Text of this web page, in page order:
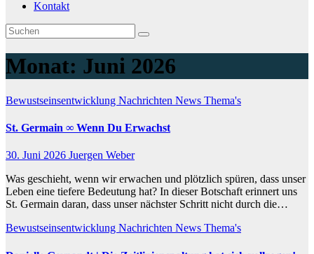
Kontakt
Monat: Juni 2026
Bewustseinsentwicklung Nachrichten News Thema's
St. Germain ∞ Wenn Du Erwachst
30. Juni 2026 Juergen Weber
Was geschieht, wenn wir erwachen und plötzlich spüren, dass unser
Leben eine tiefere Bedeutung hat? In dieser Botschaft erinnert uns
St. Germain daran, dass unser nächster Schritt nicht durch die…
Bewustseinsentwicklung Nachrichten News Thema's